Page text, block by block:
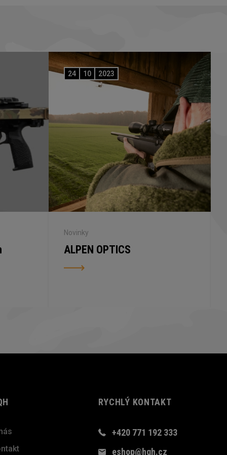
24 10 2023
Novinky
ALPEN OPTICS
RYCHLÝ KONTAKT
+420 771 192 333
eshop@hqh.cz